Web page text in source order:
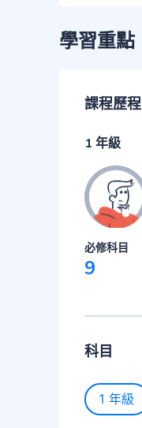
學習重點
課程歷程
1 年級
必修科目
9
科目
1 年級